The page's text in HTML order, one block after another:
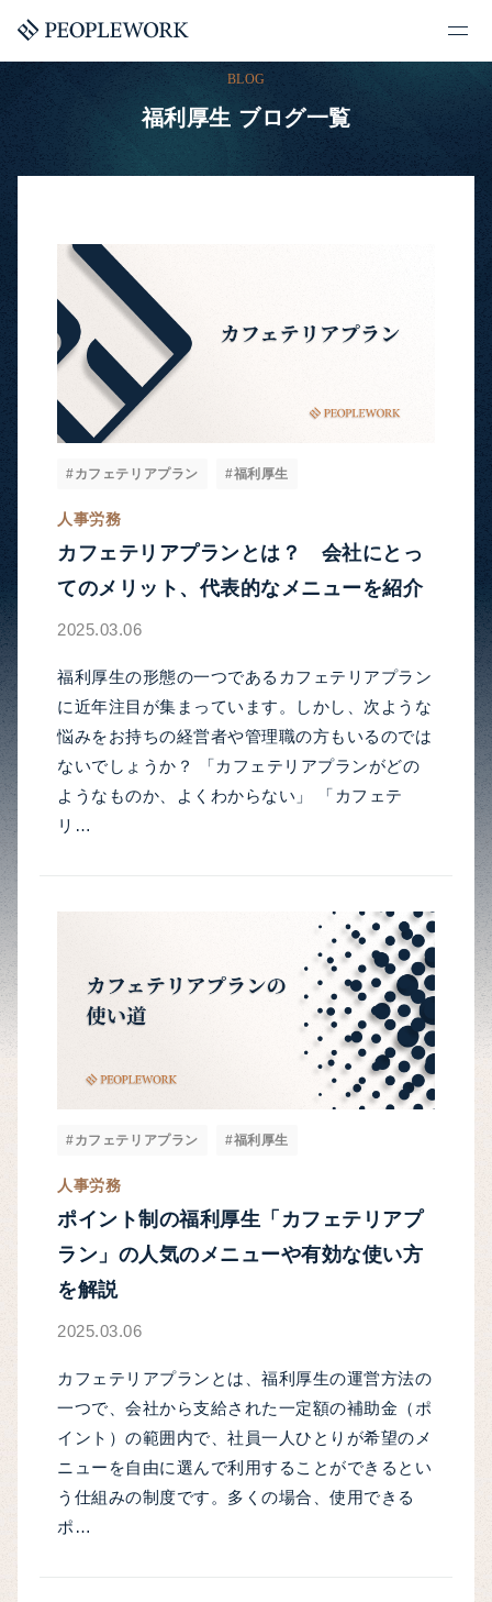
BLOG
福利厚生 ブログ一覧
#カフェテリアプラン #福利厚生
人事労務
カフェテリアプランとは？ 会社にとっ
てのメリット、代表的なメニューを紹介
2025.03.06
福利厚生の形態の一つであるカフェテリアプラン
に近年注目が集まっています。しかし、次ような
悩みをお持ちの経営者や管理職の方もいるのでは
ないでしょうか？ 「カフェテリアプランがどの
ようなものか、よくわからない」 「カフェテ
リ…
#カフェテリアプラン #福利厚生
人事労務
ポイント制の福利厚生「カフェテリアプ
ラン」の人気のメニューや有効な使い方
を解説
2025.03.06
カフェテリアプランとは、福利厚生の運営方法の
一つで、会社から支給された一定額の補助金（ポ
イント）の範囲内で、社員一人ひとりが希望のメ
ニューを自由に選んで利用することができるとい
う仕組みの制度です。多くの場合、使用できる
ポ…